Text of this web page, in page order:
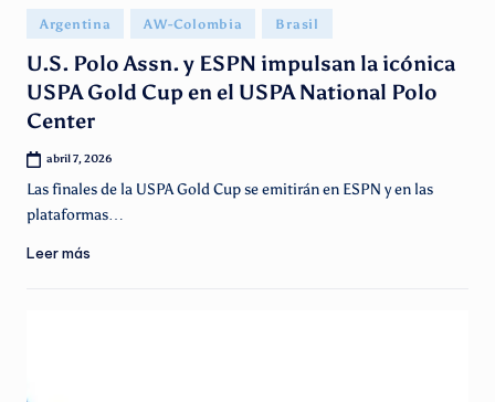
Publicado
en
Argentina AW-Colombia Brasil
U.S. Polo Assn. y ESPN impulsan la icónica
USPA Gold Cup en el USPA National Polo
Center
abril 7, 2026
Las finales de la USPA Gold Cup se emitirán en ESPN y en las
plataformas…
Leer más